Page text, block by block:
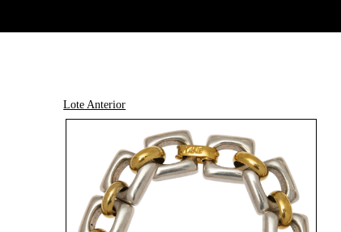
Lote Anterior